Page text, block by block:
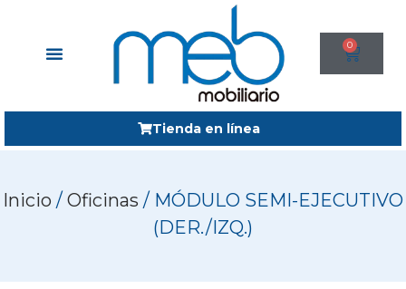
0
Tienda en línea
Inicio / Oficinas / MÓDULO SEMI-EJECUTIVO
(DER./IZQ.)